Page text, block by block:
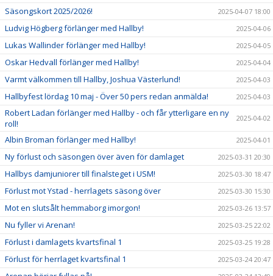
Säsongskort 2025/2026! 2025-04-07 18:00
Ludvig Högberg förlänger med Hallby! 2025-04-06
Lukas Wallinder förlänger med Hallby! 2025-04-05
Oskar Hedvall förlänger med Hallby! 2025-04-04
Varmt välkommen till Hallby, Joshua Västerlund! 2025-04-03
Hallbyfest lördag 10 maj - Över 50 pers redan anmälda! 2025-04-03
Robert Ladan förlänger med Hallby - och får ytterligare en ny
roll!
2025-04-02
Albin Broman förlänger med Hallby! 2025-04-01
Ny förlust och säsongen över även för damlaget 2025-03-31 20:30
Hallbys damjuniorer till finalsteget i USM! 2025-03-30 18:47
Förlust mot Ystad - herrlagets säsong över 2025-03-30 15:30
Mot en slutsålt hemmaborg imorgon! 2025-03-26 13:57
Nu fyller vi Arenan! 2025-03-25 22:02
Förlust i damlagets kvartsfinal 1 2025-03-25 19:28
Förlust för herrlaget kvartsfinal 1 2025-03-24 20:47